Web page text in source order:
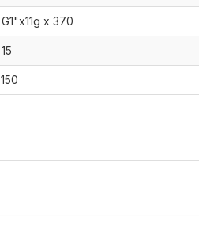
G1"x11g x 370
15
150